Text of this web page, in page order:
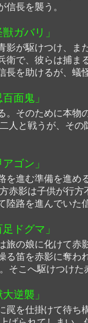
長を襲う。
獣ガバリ」
が駆けつけ、
で、彼らは捕
を助けるが、蟻
百面鬼」
そのために本
人と戦うが、そ
アゴン」
進む準備を進
赤影は子供が行
路を進んでいた
足ドグマ」
の娘に化けて
笛を赤影に奪
こへ駆けつけ
大逆襲」
を仕掛けて待